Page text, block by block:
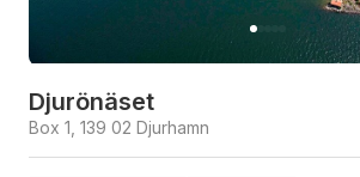
Djurönäset
Box 1, 139 02 Djurhamn